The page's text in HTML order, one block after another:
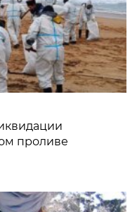
проливе